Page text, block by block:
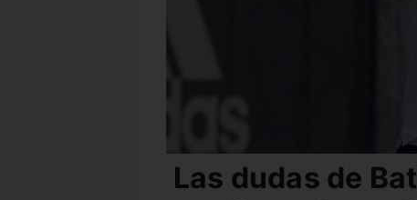
Las dudas de